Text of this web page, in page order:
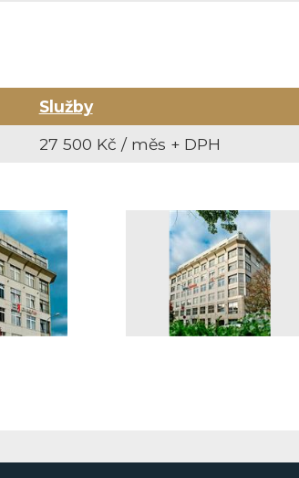
Služby
27 500 Kč / měs + DPH